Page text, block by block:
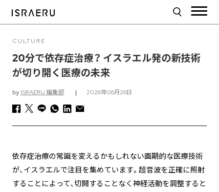
CULTURE
20分で依存症治療？ イスラエル発の新技術
が切り開く医療の未来
by ISRAERU 編集部 | 2026年06月26日
依存症治療の常識を変えるかもしれない画期的な医療技術
が、イスラエルで注目を集めています。超音波を正確に照射
することによって、切開することなく神経活動を調整すると